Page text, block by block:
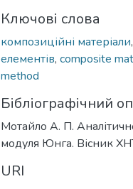
Ключові слова
композиційні матеріали,
елементів, composite
method
Бібліографічний
Мотайло А. П.
модуля Юнга. Вісник
URI